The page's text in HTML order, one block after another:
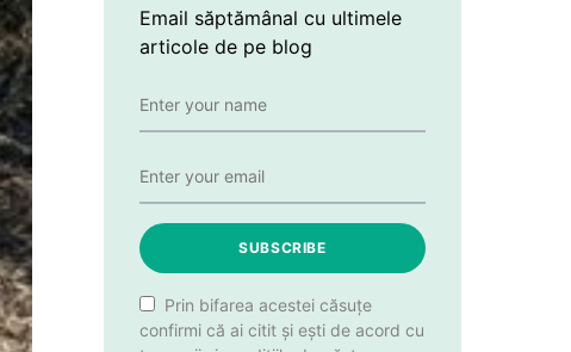
Email săptămânal cu ultimele
articole de pe blog
SUBSCRIBE
Prin bifarea acestei căsuțe
confirmi că ai citit și ești de acord cu